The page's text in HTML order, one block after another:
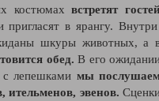
костюмахвстретят
пригласят в ярангу.
шкуры животных, а
обед. В его
лепешками мы
ительменов, эвенов.